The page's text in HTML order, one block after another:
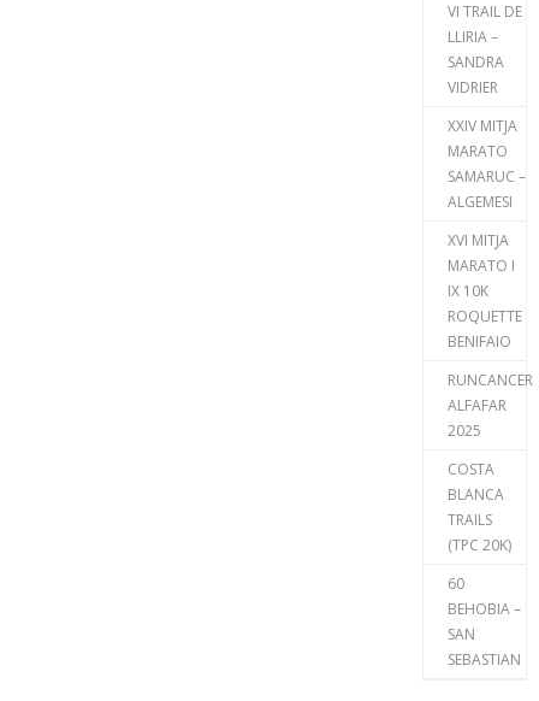
VI TRAIL DE
LLIRIA –
SANDRA
VIDRIER
XXIV MITJA
MARATO
SAMARUC –
ALGEMESI
XVI MITJA
MARATO I
IX 10K
ROQUETTE
BENIFAIO
RUNCANCER
ALFAFAR
2025
COSTA
BLANCA
TRAILS
(TPC 20K)
60
BEHOBIA –
SAN
SEBASTIAN